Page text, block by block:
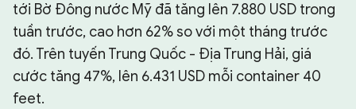
tới Bờ Đông nước Mỹ đã tăng lên 7.880 USD trong
tuần trước, cao hơn 62% so với một tháng trước
đó. Trên tuyến Trung Quốc - Địa Trung Hải, giá
cước tăng 47%, lên 6.431 USD mỗi container 40
feet.